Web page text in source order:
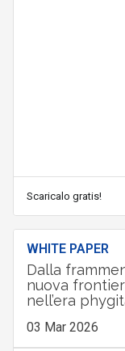
Scaricalo gratis!
WHITE PAPER
Dalla
nuova
nell’era
03 Mar 2026